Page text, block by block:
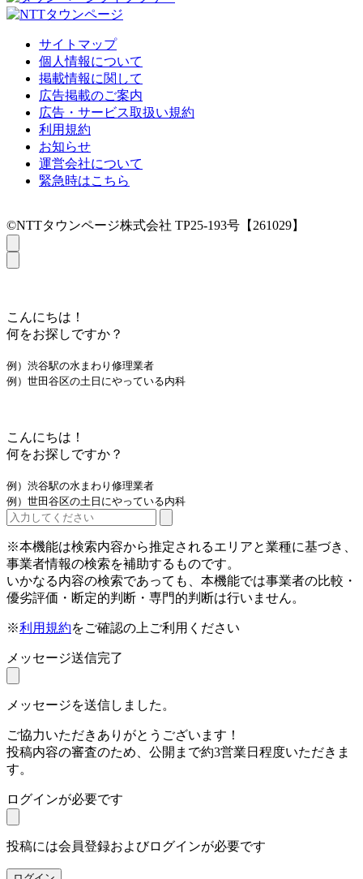
サイトマップ
個人情報について
掲載情報に関して
広告掲載のご案内
広告・サービス取扱い規約
利用規約
お知らせ
運営会社について
緊急時はこちら
©NTTタウンページ株式会社 TP25-193号【261029】
こんにちは！
何をお探しですか？
例）渋谷駅の水まわり修理業者
例）世田谷区の土日にやっている内科
こんにちは！
何をお探しですか？
例）渋谷駅の水まわり修理業者
例）世田谷区の土日にやっている内科
※本機能は検索内容から推定されるエリアと業種に基づき、
事業者情報の検索を補助するものです。
いかなる内容の検索であっても、本機能では事業者の比較・
優劣評価・断定的判断・専門的判断は行いません。
※利用規約をご確認の上ご利用ください
メッセージ送信完了
メッセージを送信しました。
ご協力いただきありがとうございます！
投稿内容の審査のため、公開まで約3営業日程度いただきま
す。
ログインが必要です
投稿には会員登録およびログインが必要です